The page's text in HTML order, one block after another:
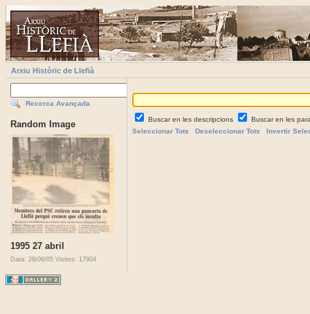
Arxiu Històric de Llefià
Recerca Avançada
Random Image
1995 27 abril
Data: 28/06/05 Visites: 17904
Buscar en les descripcions
Buscar en les
Seleccionar Tots
Deseleccionar Tots Invertir